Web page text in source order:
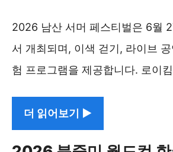
2026 남산 서머 페스티벌은 6월
서 개최되며, 이색 걷기, 라이브
험 프로그램을 제공합니다. 로이
더 읽어보기 ▶︎